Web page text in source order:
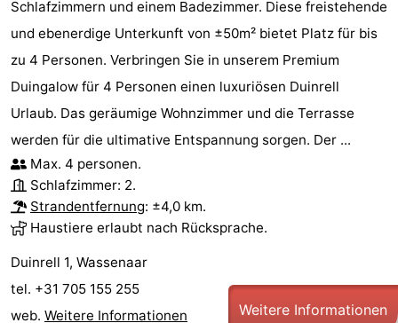
Schlafzimmern und einem Badezimmer. Diese freistehende
und ebenerdige Unterkunft von ±50m² bietet Platz für bis
zu 4 Personen. Verbringen Sie in unserem Premium
Duingalow für 4 Personen einen luxuriösen Duinrell
Urlaub. Das geräumige Wohnzimmer und die Terrasse
werden für die ultimative Entspannung sorgen. Der ...
Max. 4 personen.
Schlafzimmer: 2.
Strandentfernung: ±4,0 km.
Haustiere erlaubt nach Rücksprache.
Duinrell 1, Wassenaar
tel. +31 705 155 255
web. Weitere Informationen Weitere Informationen